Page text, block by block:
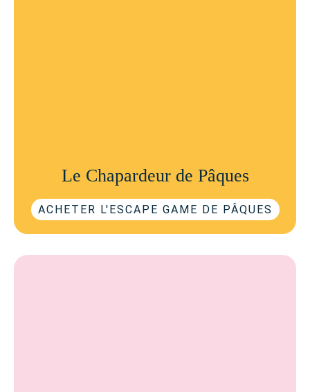
Le Chapardeur de Pâques
ACHETER L'ESCAPE GAME DE PÂQUES